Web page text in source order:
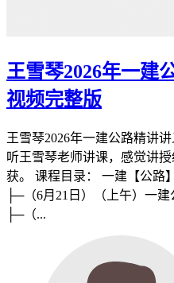
王雪琴2026年一建
视频完整版
王雪琴2026年一建公路精讲
听王雪琴老师讲课，感觉讲
获。 课程目录： 一建【公路
├─（6月21日）（上午）一
├─（...